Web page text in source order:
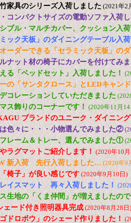
家具のシリーズ入荷しました (2021年2
コンパクトサイズの電動ソファ入荷
ブル・マルチカバー、クッション入
ミック天板」のダイニングテーブル入
ーダーできる「セラミック天板」の
ナット材の椅子にカバーを付けてみ
る「ベッドセット」入荷しました！
の「サンタクロース」とLEDキャン
コレーションしていただきました
ス飾りのコーナーです！ (2020年11月
ブランドのユニーク・ダイニン
色々に・・・小物選んでみました②
レーム＆トレー、選んでみました①
ラグマットご紹介します！ (2020年10
新入荷 先行入荷しました… (2020年9
椅子」が良い感じです (2020年9月10日)
イスマット 再々入荷しました！
生地の「くま仲間」が増えましたの
ェード付き照明器具完成 (2020年8月28日)
ゴドロボウ」のシェード作りました！